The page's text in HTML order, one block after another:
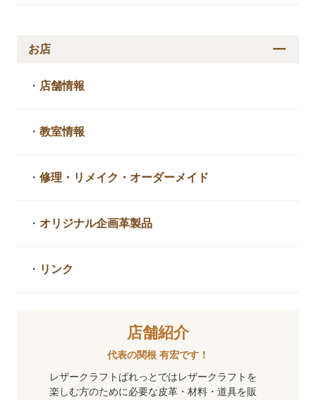
お店
・ 店舗情報
・教室情報
・修理・リメイク・ オーダーメイド
・ オリジナル企画革製品
・ リンク
店舗紹介
代表の関根 有宏です！
レザークラフトぱれっとではレザークラフトを
楽しむ方のために必要な皮革・材料・道具を販